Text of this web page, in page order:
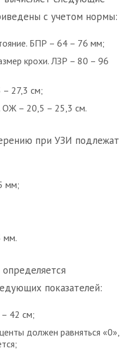
с учетом нормы:
БПР – 64 – 76 мм;
крохи. ЛЗР – 80 – 96
27,3 см;
ОЖ – 20,5 – 25,3 см.
при УЗИ подлежат
мм;
мм.
показателей:
42 см;
должен равняться «0»,